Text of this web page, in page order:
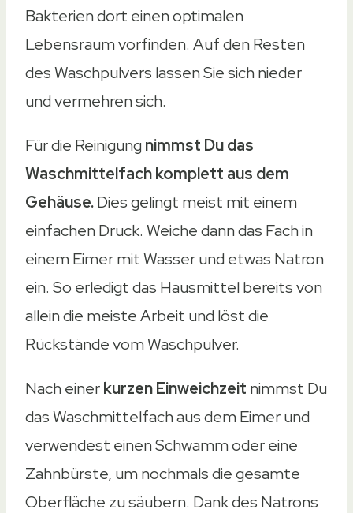
Bakterien dort einen optimalen
Lebensraum vorfinden. Auf den Resten
des Waschpulvers lassen Sie sich nieder
und vermehren sich.
Für die Reinigungnimmst Du das
Waschmittelfach komplett aus dem
Gehäuse.Dies gelingt meist mit einem
einfachen Druck. Weiche dann das Fach in
einem Eimer mit Wasser und etwas Natron
ein. So erledigt das Hausmittel bereits von
allein die meiste Arbeit und löst die
Rückstände vom Waschpulver.
Nach einerkurzen Einweichzeit nimmst Du
das Waschmittelfach aus dem Eimer und
verwendest einen Schwamm oder eine
Zahnbürste, um nochmals die gesamte
Oberfläche zu säubern. Dank des Natrons